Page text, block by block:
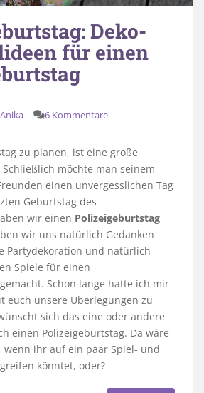
Deko-
für einen
Anika 6 Kommentare
zu planen, ist eine große
möchte man seinem
einen unvergesslichen Tag
Geburtstag des
wir einen Polizeigeburtstag
wir uns natürlich Gedanken
Partydekoration und natürlich
Spiele für einen
Schon lange hatte ich mir
euch unsere Überlegungen zu
sich das eine oder andere
einen Polizeigeburtstag. Da wäre
wenn ihr auf ein paar Spiel- und
könntet, oder?